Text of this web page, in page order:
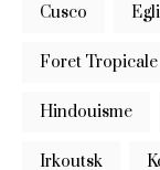
Cusco
Foret Tropicale
Hindouisme
Irkoutsk